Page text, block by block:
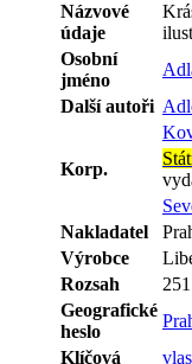
Názvové
údaje
Osobní
jméno
Další autoři
Korp.
Nakladatel
Výrobce
Rozsah
Geografické
heslo
Klíčová